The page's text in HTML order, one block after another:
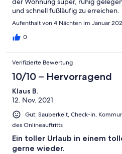
und schnell fußläufig zu erreichen.
Aufenthalt von 4 Nächten im Januar
0
Verifizierte Bewertung
10/10 – Hervorragend
Klaus B.
12. Nov. 2021
Gut: Sauberkeit, Check-in,
des Onlineauftritts
Ein toller Urlaub in einem
gerne wieder.